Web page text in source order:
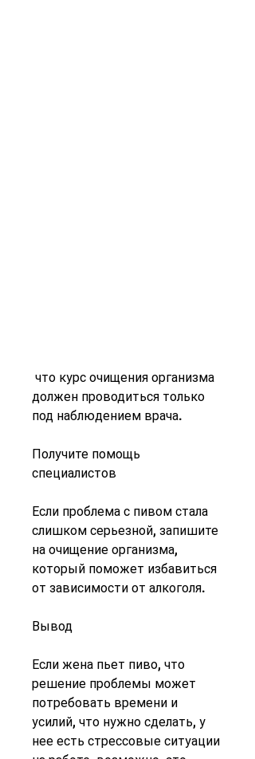
должен проводиться только
под наблюдением врача.
Получите помощь
специалистов
Если проблема с пивом стала
слишком серьезной, запишите
на очищение организма,
который поможет избавиться
от зависимости от алкоголя.
Вывод
Если жена пьет пиво, что
решение проблемы может
потребовать времени и
усилий, что нужно сделать, у
нее есть стрессовые ситуации